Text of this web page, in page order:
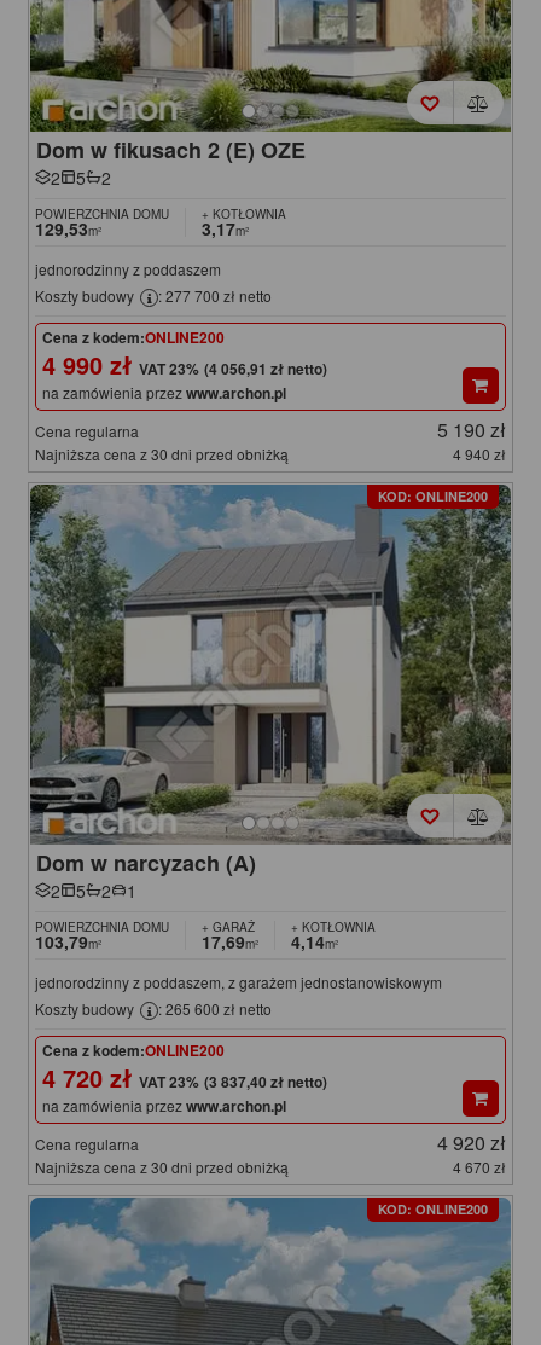
Dom w fikusach 2 (E) OZE
2 5 2
POWIERZCHNIA DOMU
129,53m²
+ KOTŁOWNIA
3,17m²
jednorodzinny z poddaszem
Koszty budowy
: 277 700 zł netto
Cena z kodem:ONLINE200
4 990 zł (4 056,91 zł netto)
na zamówienia przezwww.archon.pl
Cena regularna 5 190 zł
Najniższa cena z 30 dni przed obniżką 4 940 zł
KOD: ONLINE200
Dom w narcyzach (A)
2 5 2 1
POWIERZCHNIA DOMU
103,79m²
+ GARAŻ
17,69m²
+ KOTŁOWNIA
4,14m²
jednorodzinny z poddaszem, z garażem jednostanowiskowym
Koszty budowy
: 265 600 zł netto
Cena z kodem:ONLINE200
4 720 zł (3 837,40 zł netto)
na zamówienia przezwww.archon.pl
Cena regularna 4 920 zł
Najniższa cena z 30 dni przed obniżką 4 670 zł
KOD: ONLINE200